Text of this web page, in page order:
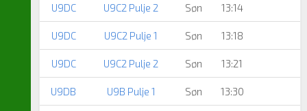
U9DC U9C2 Pulje 2 Søn 13:14
U9DC U9C2 Pulje 1 Søn 13:18
U9DC U9C2 Pulje 2 Søn 13:21
U9DB U9B Pulje 1 Søn 13:30